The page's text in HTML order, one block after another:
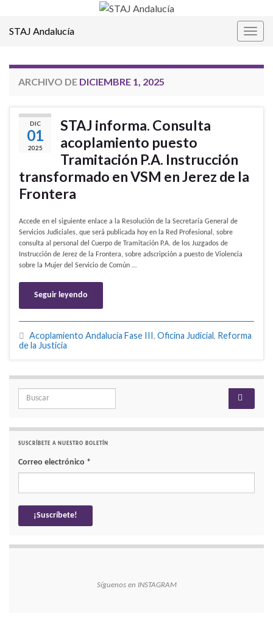
STAJ Andalucía
ARCHIVO DE DICIEMBRE 1, 2025
DIC
01
2025
STAJ informa. Consulta
acoplamiento puesto
Tramitación P.A. Instrucción
transformado en VSM en Jerez de la
Frontera
Accede en el siguiente enlace a la Resolución de la Secretaría General de
Servicios Judiciales, que será publicada hoy en la Red Profesional, sobre
consulta al personal del Cuerpo de Tramitación P.A. de los Juzgados de
Instrucción de Jerez de la Frontera, sobre adscripción a puesto de Violencia
sobre la Mujer del Servicio de Común …
Seguir leyendo
Acoplamiento Andalucía Fase III, Oficina Judicial, Reforma
de la Justicia
Search for:
SUSCRÍBETE A NUESTRO BOLETÍN
Correo electrónico *
Síguenos en INSTAGRAM